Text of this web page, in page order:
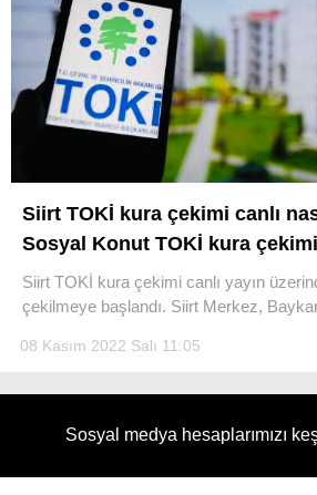
ŞIRVAN
TILLO
GÜNDEM
NÖBETÇI ECZANELER
Siirt TOKİ kura çekimi canlı
Sosyal Konut TOKİ kura
Siirt TOKİ kura çekimi canlı yayın
çekilmeye başlandı. Siirt Merkez,
08 Kasım 2022 Salı 11:05
Sosyal medya hesaplarımızı